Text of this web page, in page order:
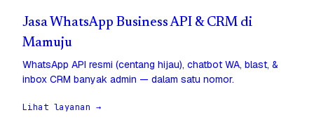
Jasa WhatsApp Business API & CRM di
Mamuju
WhatsApp API resmi (centang hijau), chatbot WA, blast, &
inbox CRM banyak admin — dalam satu nomor.
Lihat layanan →